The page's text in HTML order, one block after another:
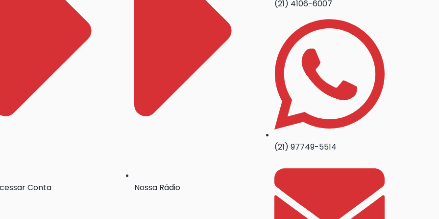
Conta Nossa Rádio
(21) 4106-6007
(21) 97749-5514